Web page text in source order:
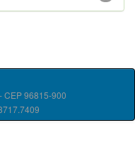
CEP 96815-900